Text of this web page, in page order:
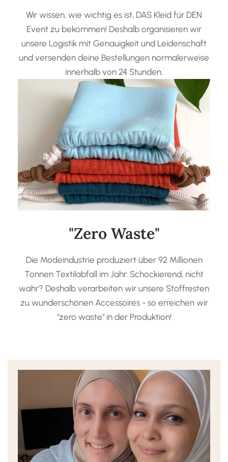
Wir wissen, wie wichtig es ist, DAS Kleid für DEN
Event zu bekommen! Deshalb organisieren wir
unsere Logistik mit Genauigkeit und Leidenschaft
und versenden deine Bestellungen normalerweise
innerhalb von 24 Stunden.
"Zero Waste"
Die Modeindustrie produziert über 92 Millionen
Tonnen Textilabfall im Jahr. Schockierend, nicht
wahr? Deshalb verarbeiten wir unsere Stoffresten
zu wunderschönen Accessoires - so erreichen wir
"zero waste" in der Produktion!